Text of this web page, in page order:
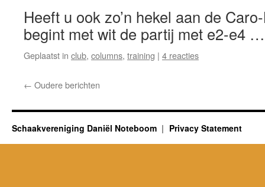
Heeft u ook zo’n hekel aan de
begint met wit de partij met e2-e4
Geplaatst in club, columns, training | 4 reacties
← Oudere berichten
Schaakvereniging Daniël Noteboom Privacy Statement